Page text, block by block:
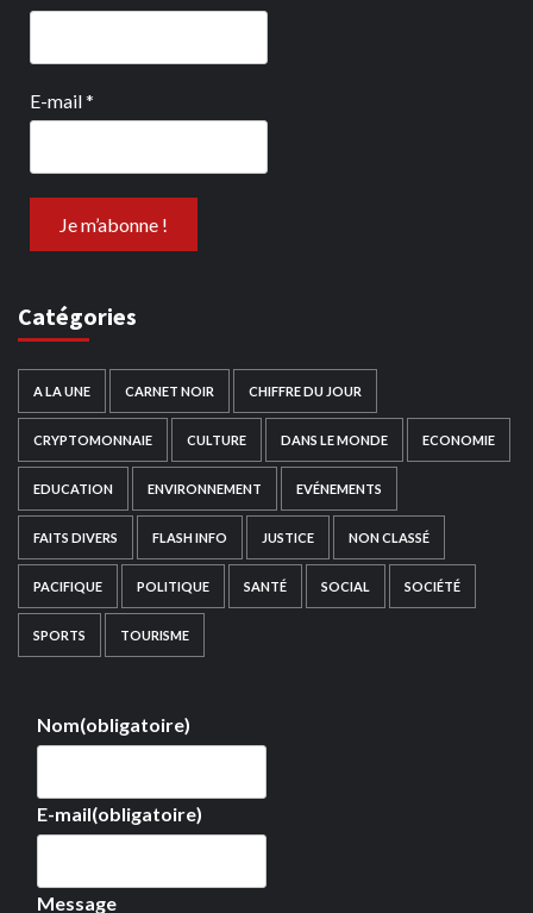
E-mail*
Catégories
A LA UNE CARNET NOIR CHIFFRE DU JOUR
CRYPTOMONNAIE CULTURE DANS LE MONDE ECONOMIE
EDUCATION ENVIRONNEMENT EVÉNEMENTS
FAITS DIVERS FLASH INFO JUSTICE NON CLASSÉ
PACIFIQUE POLITIQUE SANTÉ SOCIAL SOCIÉTÉ
SPORTS TOURISME
Nom(obligatoire)
E-mail(obligatoire)
Message